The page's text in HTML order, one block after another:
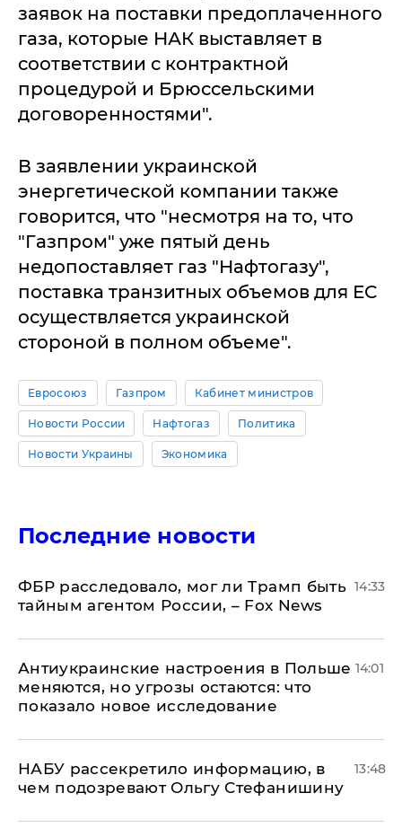
заявок на поставки предоплаченного
газа, которые НАК выставляет в
соответствии с контрактной
процедурой и Брюссельскими
договоренностями".
В заявлении украинской
энергетической компании также
говорится, что "несмотря на то, что
"Газпром" уже пятый день
недопоставляет газ "Нафтогазу",
поставка транзитных объемов для ЕС
осуществляется украинской
стороной в полном объеме".
Евросоюз Газпром Кабинет министров
Новости России Нафтогаз Политика
Новости Украины Экономика
Последние новости
ФБР расследовало, мог ли Трамп быть
тайным агентом России, – Fox News
14:33
Антиукраинские настроения в Польше
меняются, но угрозы остаются: что
показало новое исследование
14:01
НАБУ рассекретило информацию, в
чем подозревают Ольгу Стефанишину
13:48